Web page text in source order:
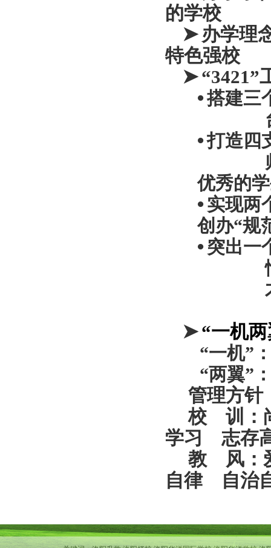
的学校
➤ 办学理
特色强校
➤“3421”
•搭建三
•打造四
优秀的
•实现两
创办“规
• 突出一
➤“一机
“一机”
“两翼”
管理方针
校 训：
学习 志存
教 风：
自律 自治